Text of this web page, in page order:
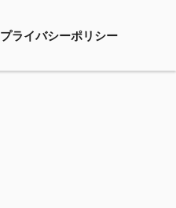
プライバシーポリシー